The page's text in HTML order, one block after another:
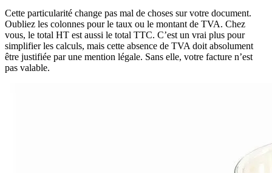
Cette particularité change pas mal de choses sur votre document.
Oubliez les colonnes pour le taux ou le montant de TVA. Chez
vous, le total HT est aussi le total TTC. C’est un vrai plus pour
simplifier les calculs, mais cette absence de TVA doit absolument
être justifiée par une mention légale. Sans elle, votre facture n’est
pas valable.